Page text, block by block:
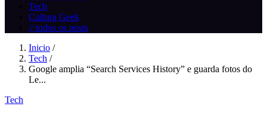
Tech
Cultura Geek
// todos os posts
Inicio /
Tech /
Google amplia “Search Services History” e guarda fotos do
Le...
Tech